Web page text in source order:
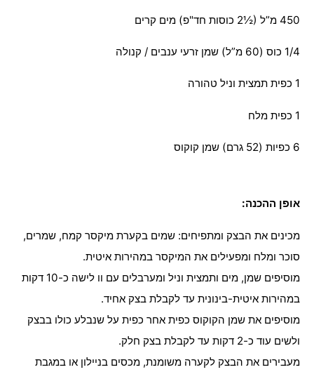
450 מ”ל (½2 כוסות חד"פ) מים קרים
1/4 כוס (60 מ”ל) שמן זרעי ענבים / קנולה
1 כפית תמצית וניל טהורה
1 כפית מלח
6 כפיות (52 גרם) שמן קוקוס
אופן ההכנה:
מכינים את הבצק ומתפיחים: שמים בקערת מיקסר קמח, שמרים,
סוכר ומלח ומפעילים את המיקסר במהירות איטית.
מוסיפים שמן, מים ותמצית וניל ומערבלים עם וו לישה כ-10 דקות
במהירות איטית-בינונית עד לקבלת בצק אחיד.
מוסיפים את שמן הקוקוס כפית אחר כפית על שנבלע כולו בבצק
ולשים עוד כ-2 דקות עד לקבלת בצק חלק.
מעבירים את הבצק לקערה משומנת, מכסים בניילון או במגבת